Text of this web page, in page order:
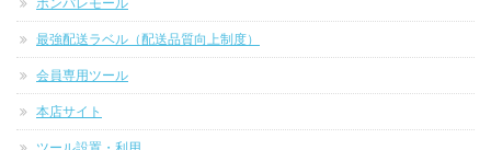
最強配送ラベル（配送品質向上制度）
会員専用ツール
本店サイト